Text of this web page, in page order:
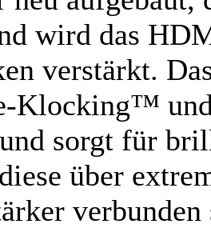
wird das
verstärkt.
Klocking™
sorgt für
über
verbunden